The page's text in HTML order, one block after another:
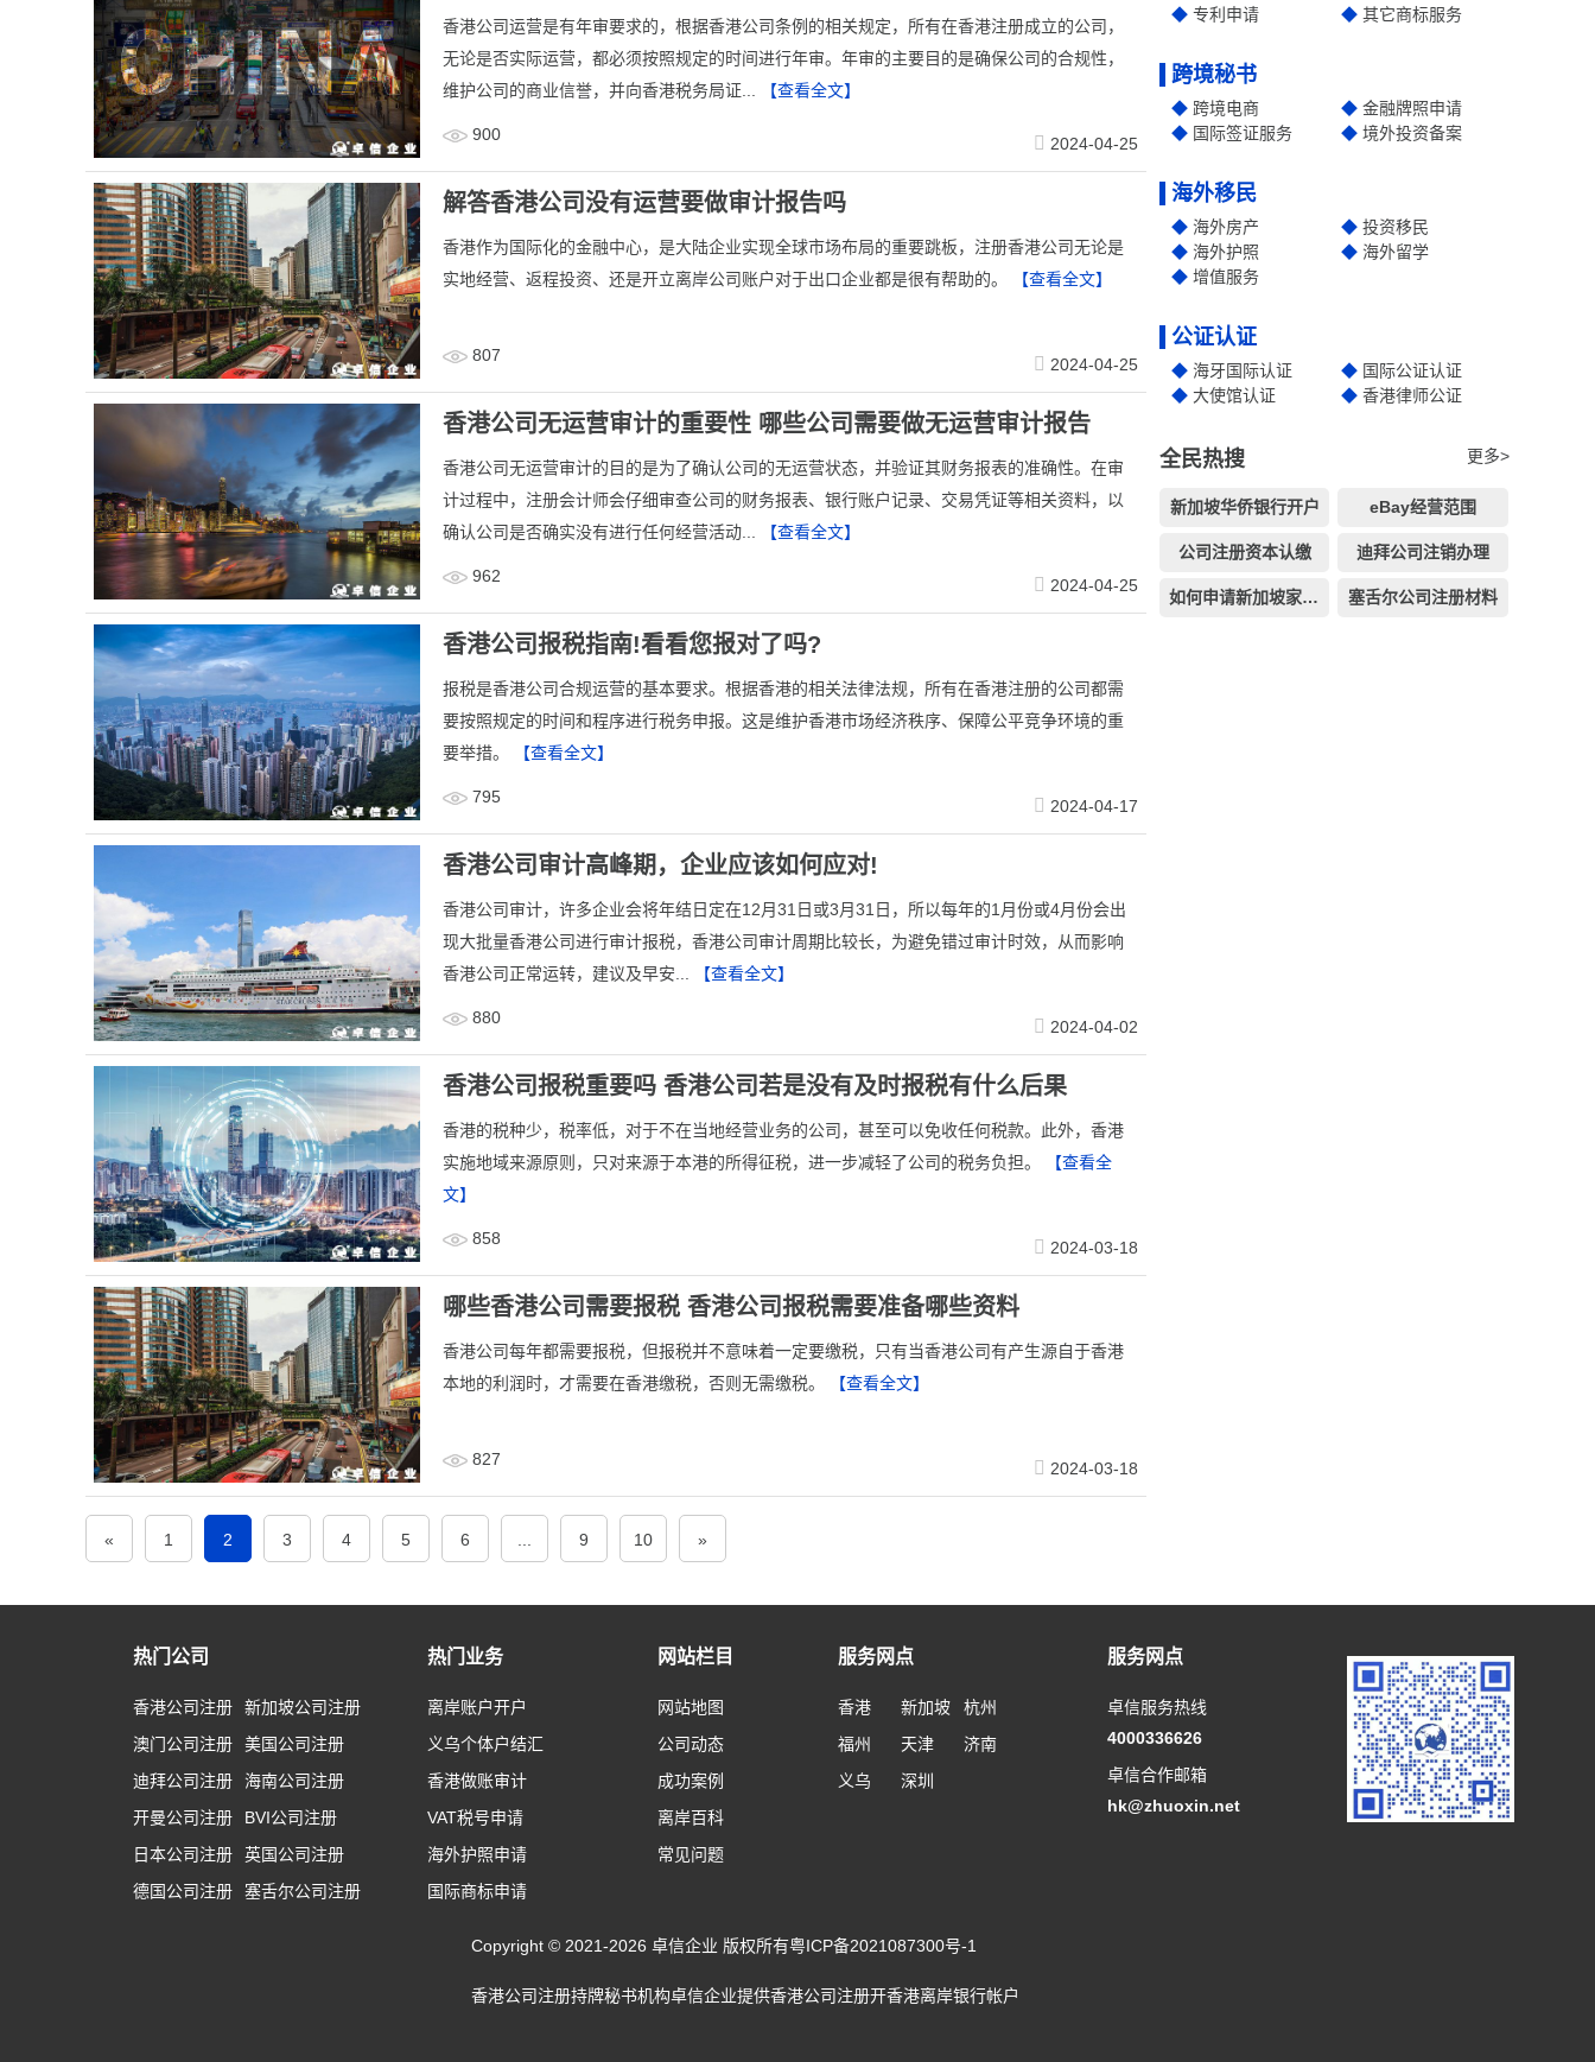
香港公司运营是有年审要求的，根据香港公司条例的相关规定，所有在香港注册成立的公司，
无论是否实际运营，都必须按照规定的时间进行年审。年审的主要目的是确保公司的合规性，
维护公司的商业信誉，并向香港税务局证...
【查看全文】
900 2024-04-25
解答香港公司没有运营要做审计报告吗
香港作为国际化的金融中心，是大陆企业实现全球市场布局的重要跳板，注册香港公司无论是
实地经营、返程投资、还是开立离岸公司账户对于出口企业都是很有帮助的。
【查看全文】
807 2024-04-25
香港公司无运营审计的重要性 哪些公司需要做无运营审计报告
香港公司无运营审计的目的是为了确认公司的无运营状态，并验证其财务报表的准确性。在审
计过程中，注册会计师会仔细审查公司的财务报表、银行账户记录、交易凭证等相关资料，以
确认公司是否确实没有进行任何经营活动...
【查看全文】
962 2024-04-25
香港公司报税指南!看看您报对了吗?
报税是香港公司合规运营的基本要求。根据香港的相关法律法规，所有在香港注册的公司都需
要按照规定的时间和程序进行税务申报。这是维护香港市场经济秩序、保障公平竞争环境的重
要举措。
【查看全文】
795 2024-04-17
香港公司审计高峰期，企业应该如何应对!
香港公司审计，许多企业会将年结日定在12月31日或3月31日，所以每年的1月份或4月份会出
现大批量香港公司进行审计报税，香港公司审计周期比较长，为避免错过审计时效，从而影响
香港公司正常运转，建议及早安...
【查看全文】
880 2024-04-02
香港公司报税重要吗 香港公司若是没有及时报税有什么后果
香港的税种少，税率低，对于不在当地经营业务的公司，甚至可以免收任何税款。此外，香港
实施地域来源原则，只对来源于本港的所得征税，进一步减轻了公司的税务负担。
【查看全
文】
858 2024-03-18
哪些香港公司需要报税 香港公司报税需要准备哪些资料
香港公司每年都需要报税，但报税并不意味着一定要缴税，只有当香港公司有产生源自于香港
本地的利润时，才需要在香港缴税，否则无需缴税。
【查看全文】
827 2024-03-18
« 1 2 3 4 5 6 9 10 »
专利申请
其它商标服务
跨境秘书
跨境电商
金融牌照申请
国际签证服务
境外投资备案
海外移民
海外房产
投资移民
海外护照
海外留学
增值服务
公证认证
海牙国际认证
国际公证认证
大使馆认证
香港律师公证
全民热搜 更多>
新加坡华侨银行开户 eBay经营范围
公司注册资本认缴 迪拜公司注销办理
如何申请新加坡家族办公室 塞舌尔公司注册材料
热门公司
香港公司注册
新加坡公司注册
澳门公司注册
美国公司注册
迪拜公司注册
海南公司注册
开曼公司注册
BVI公司注册
日本公司注册
英国公司注册
德国公司注册
塞舌尔公司注册
热门业务
离岸账户开户
义乌个体户结汇
香港做账审计
VAT税号申请
海外护照申请
国际商标申请
网站栏目
网站地图
公司动态
成功案例
离岸百科
常见问题
服务网点
香港 新加坡
杭州
福州
天津
济南
义乌
深圳
服务网点
卓信服务热线
4000336626
卓信合作邮箱
hk@zhuoxin.net
Copyright © 2021-2026 卓信企业 版权所有粤ICP备2021087300号-1
香港公司注册持牌秘书机构卓信企业提供香港公司注册开香港离岸银行帐户